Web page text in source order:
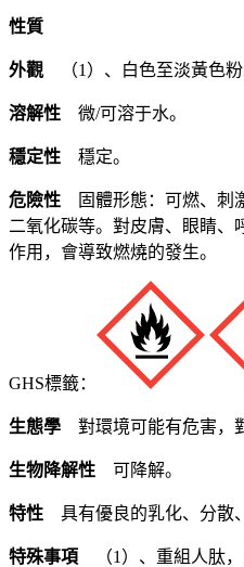
性質
外觀 （1）、白色至淡黃色粉
溶解性 微/可溶于水。
穩定性 穩定。
危險性
固體形態：可燃、刺
二氧化碳等。對皮膚、眼睛、
作用，會導致燃燒的發生。
GHS標籤：
生態學 對環境可能有危害，
生物降解性 可降解。
特性 具有優良的乳化、分散
特殊事項 （1）、重組人肽